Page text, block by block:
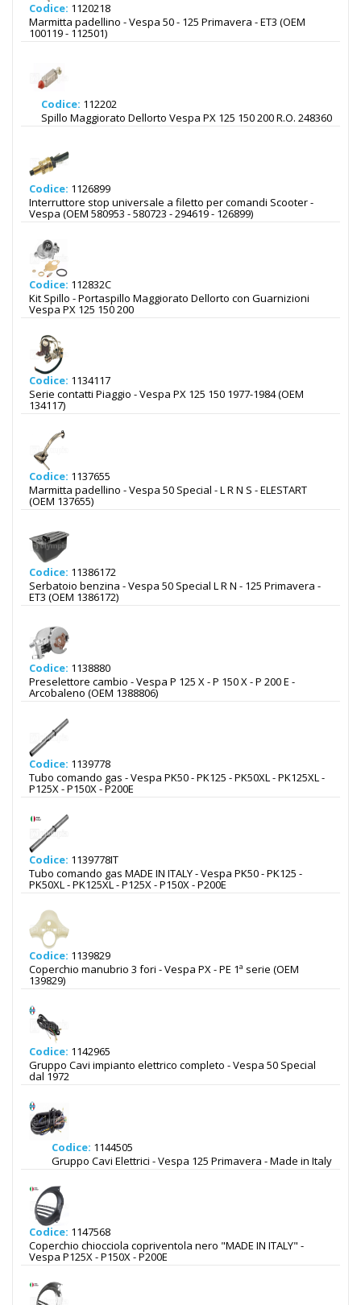
Codice: 1120218
Marmitta padellino - Vespa 50 - 125 Primavera - ET3 (OEM
100119 - 112501)
Codice: 112202
Spillo Maggiorato Dellorto Vespa PX 125 150 200 R.O. 248360
Codice: 1126899
Interruttore stop universale a filetto per comandi Scooter -
Vespa (OEM 580953 - 580723 - 294619 - 126899)
Codice: 112832C
Kit Spillo - Portaspillo Maggiorato Dellorto con Guarnizioni
Vespa PX 125 150 200
Codice: 1134117
Serie contatti Piaggio - Vespa PX 125 150 1977-1984 (OEM
134117)
Codice: 1137655
Marmitta padellino - Vespa 50 Special - L R N S - ELESTART
(OEM 137655)
Codice: 11386172
Serbatoio benzina - Vespa 50 Special L R N - 125 Primavera -
ET3 (OEM 1386172)
Codice: 1138880
Preselettore cambio - Vespa P 125 X - P 150 X - P 200 E -
Arcobaleno (OEM 1388806)
Codice: 1139778
Tubo comando gas - Vespa PK50 - PK125 - PK50XL - PK125XL -
P125X - P150X - P200E
Codice: 1139778IT
Tubo comando gas MADE IN ITALY - Vespa PK50 - PK125 -
PK50XL - PK125XL - P125X - P150X - P200E
Codice: 1139829
Coperchio manubrio 3 fori - Vespa PX - PE 1ª serie (OEM
139829)
Codice: 1142965
Gruppo Cavi impianto elettrico completo - Vespa 50 Special
dal 1972
Codice: 1144505
Gruppo Cavi Elettrici - Vespa 125 Primavera - Made in Italy
Codice: 1147568
Coperchio chiocciola copriventola nero "MADE IN ITALY" -
Vespa P125X - P150X - P200E